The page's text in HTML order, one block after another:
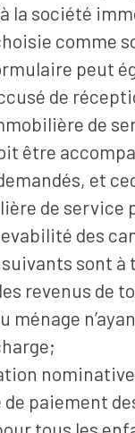
la société
comme
peut
de
de
être
et
de service
des
sont
revenus de
ménage
de paiement
tous les